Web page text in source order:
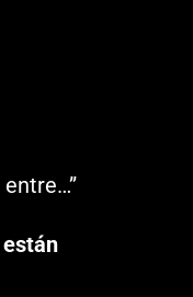
entre…”